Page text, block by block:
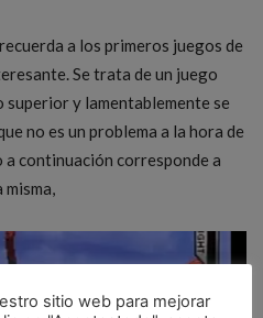
a los primeros juegos de
Se trata de un juego
superior y lamentablemente se
no es un problema a la hora de
a continuación corresponde a
sitio web para mejorar